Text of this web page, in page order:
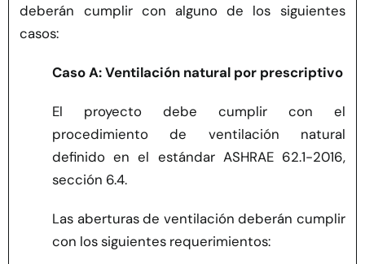
deberán cumplir con alguno de los siguientes
casos:
Caso A: Ventilación natural por prescriptivo
El proyecto debe cumplir con el
procedimiento de ventilación natural
definido en el estándar ASHRAE 62.1-2016,
sección 6.4.
Las aberturas de ventilación deberán cumplir
con los siguientes requerimientos: